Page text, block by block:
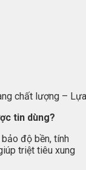
chất lượng –
tin dùng?
độ bền, tính
triệt tiêu xung